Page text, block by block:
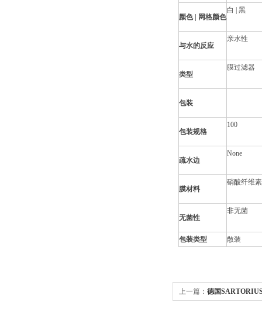
颜色 | 网格颜色
白 | 黑
与水的反应
亲水性
类型
膜过滤器
包装
包装规格
100
疏水边
None
膜材料
硝酸纤维
无菌性
非无菌
包装类型 散装
上一篇： 德国